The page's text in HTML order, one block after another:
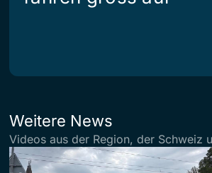
Weitere News
Videos aus der Region, der Schweiz